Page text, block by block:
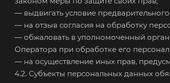
— выдвигать условие
— на отзыв согласия на обработку
— обжаловать в уполномоченный
Оператора при обработке его
— на осуществление иных прав,
4.2. Субъекты персональных данных